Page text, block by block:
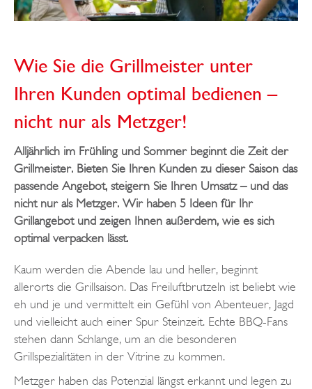
Wie Sie die Grillmeister unter
Ihren Kunden optimal bedienen –
nicht nur als Metzger!
Alljährlich im Frühling und Sommer beginnt die Zeit der
Grillmeister. Bieten Sie Ihren Kunden zu dieser Saison das
passende Angebot, steigern Sie Ihren Umsatz – und das
nicht nur als Metzger. Wir haben 5 Ideen für Ihr
Grillangebot und zeigen Ihnen außerdem, wie es sich
optimal verpacken lässt.
Kaum werden die Abende lau und heller, beginnt
allerorts die Grillsaison. Das Freiluftbrutzeln ist beliebt wie
eh und je und vermittelt ein Gefühl von Abenteuer, Jagd
und vielleicht auch einer Spur Steinzeit. Echte BBQ-Fans
stehen dann Schlange, um an die besonderen
Grillspezialitäten in der Vitrine zu kommen.
Metzger haben das Potenzial längst erkannt und legen zu